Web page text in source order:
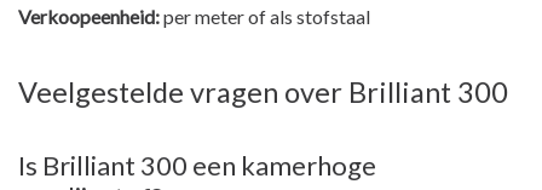
Verkoopeenheid:per meter of als stofstaal
Veelgestelde vragen over Brilliant 300
Is Brilliant 300 een kamerhoge